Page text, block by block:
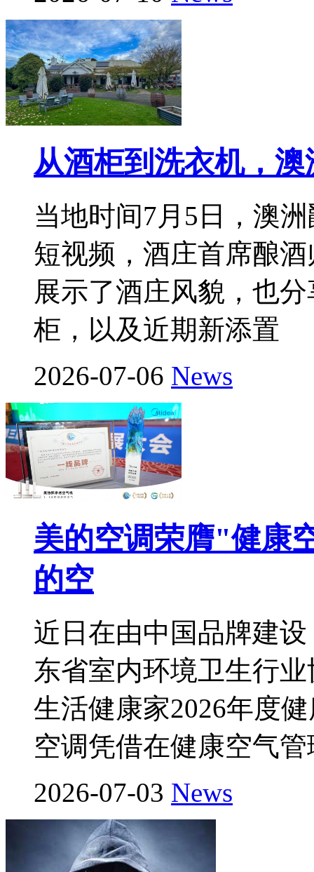
从酒柜到洗衣机，
当地时间7月5日，澳
短视频，酒庄首席酿酒
展示了酒庄风貌，也
柜，以及近期新添置
2026-07-06 News
美的空调荣膺"健康
的空
近日在由中国品牌建
东省室内环境卫生行
生活健康家2026年度
空调凭借在健康空气管
2026-07-03 News